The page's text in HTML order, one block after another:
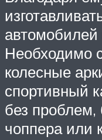
автомобилей
Необходимо
колесные
спортивный
без проблем,
чоппера или